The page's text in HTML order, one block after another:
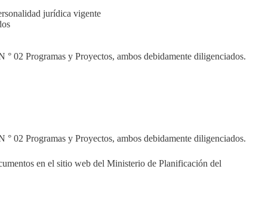
jurídica vigente
02 Programas y Proyectos, ambos debidamente diligenciados.
02 Programas y Proyectos, ambos debidamente diligenciados.
en el sitio web del Ministerio de Planificación del